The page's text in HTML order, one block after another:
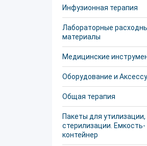
Инфузионная терапия
Лабораторные
материалы
Медицинские
Оборудование и
Общая терапия
Пакеты для утилизации,
стерилизации. Емкость-
контейнер